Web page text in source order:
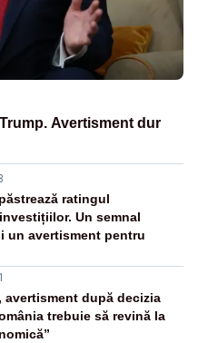
Avertisment dur
ratingul
Un semnal
un avertisment pentru
avertisment după decizia
trebuie să revină la